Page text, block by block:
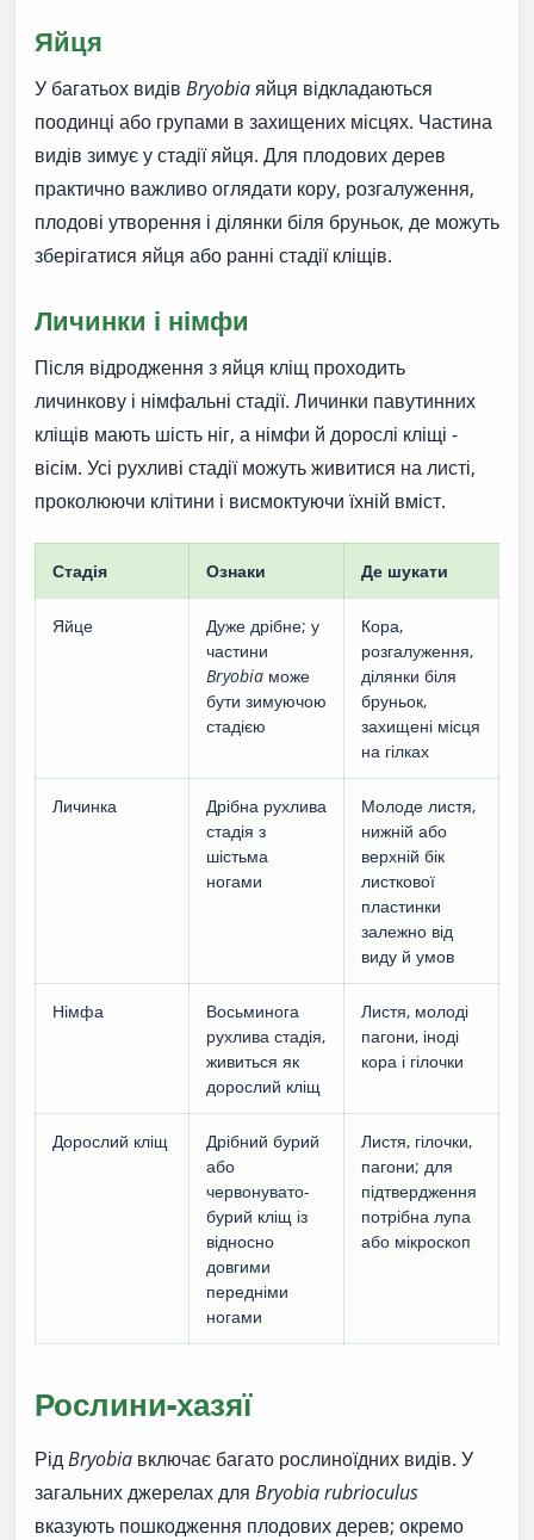
Яйця
У багатьох видів Bryobiaяйця відкладаються
поодинці або групами в захищених місцях. Частина
видів зимує у стадії яйця. Для плодових дерев
практично важливо оглядати кору, розгалуження,
плодові утворення і ділянки біля бруньок, де можуть
зберігатися яйця або ранні стадії кліщів.
Личинки і німфи
Після відродження з яйця кліщ проходить
личинкову і німфальні стадії. Личинки павутинних
кліщів мають шість ніг, а німфи й дорослі кліщі -
вісім. Усі рухливі стадії можуть живитися на листі,
проколюючи клітини і висмоктуючи їхній вміст.
Стадія Ознаки Де шукати
Яйце
Дуже дрібне; у
частини
Bryobia може
бути зимуючою
стадією
Кора,
розгалуження,
ділянки біля
бруньок,
захищені місця
на гілках
Личинка
Дрібна рухлива
стадія з
шістьма
ногами
Молоде листя,
нижній або
верхній бік
листкової
пластинки
залежно від
виду й умов
Німфа
Восьминога
рухлива стадія,
живиться як
дорослий кліщ
Листя, молоді
пагони, іноді
кора і гілочки
Дорослий кліщ
Дрібний бурий
або
червонувато-
бурий кліщ із
відносно
довгими
передніми
ногами
Листя, гілочки,
пагони; для
підтвердження
потрібна лупа
або мікроскоп
Рослини-хазяї
РідBryobia включає багато рослиноїдних видів. У
загальних джерелах для Bryobia rubrioculus
вказують пошкодження плодових дерев; окремо